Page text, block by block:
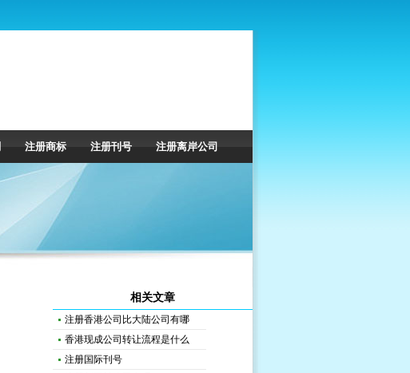
注册商标 注册刊号 注册离岸公司
相关文章
注册香港公司比大陆公司有哪
香港现成公司转让流程是什么
注册国际刊号